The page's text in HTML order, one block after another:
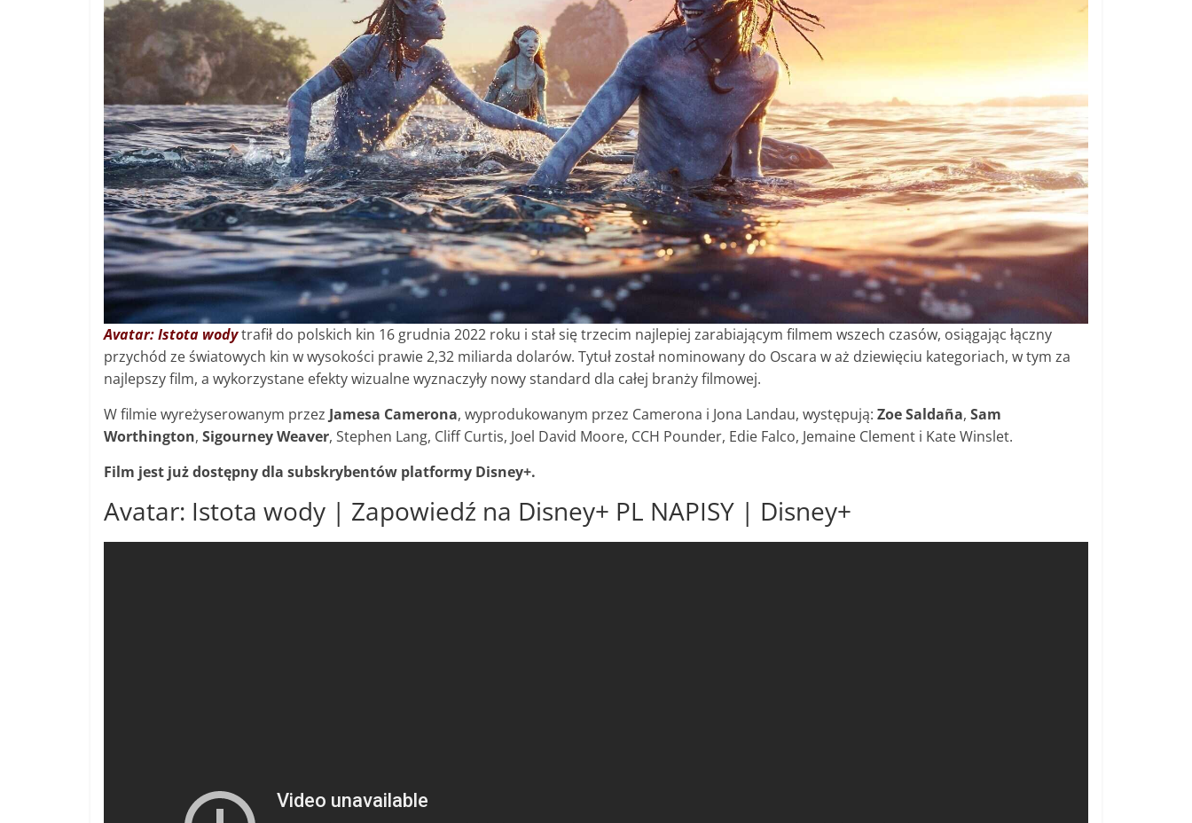
Avatar: Istota wodytrafił do polskich kin 16 grudnia 2022 roku i stał się trzecim najlepiej zarabiającym filmem wszech czasów, osiągając łączny
przychód ze światowych kin w wysokości prawie 2,32 miliarda dolarów. Tytuł został nominowany do Oscara w aż dziewięciu kategoriach, w tym za
najlepszy film, a wykorzystane efekty wizualne wyznaczyły nowy standard dla całej branży filmowej.
W filmie wyreżyserowanym przez Jamesa Camerona, wyprodukowanym przez Camerona i Jona Landau, występują: Zoe Saldaña, Sam
Worthington, Sigourney Weaver, Stephen Lang, Cliff Curtis, Joel David Moore, CCH Pounder, Edie Falco, Jemaine Clement i Kate Winslet.
Film jest już dostępny dla subskrybentów platformy Disney+.
Avatar: Istota wody | Zapowiedź na Disney+ PL NAPISY | Disney+